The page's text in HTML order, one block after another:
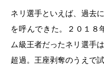
ネリ選手といえば、過去
を呼んできた。２０１８
ム級王者だったネリ選手
超過。王座剥奪のうえで